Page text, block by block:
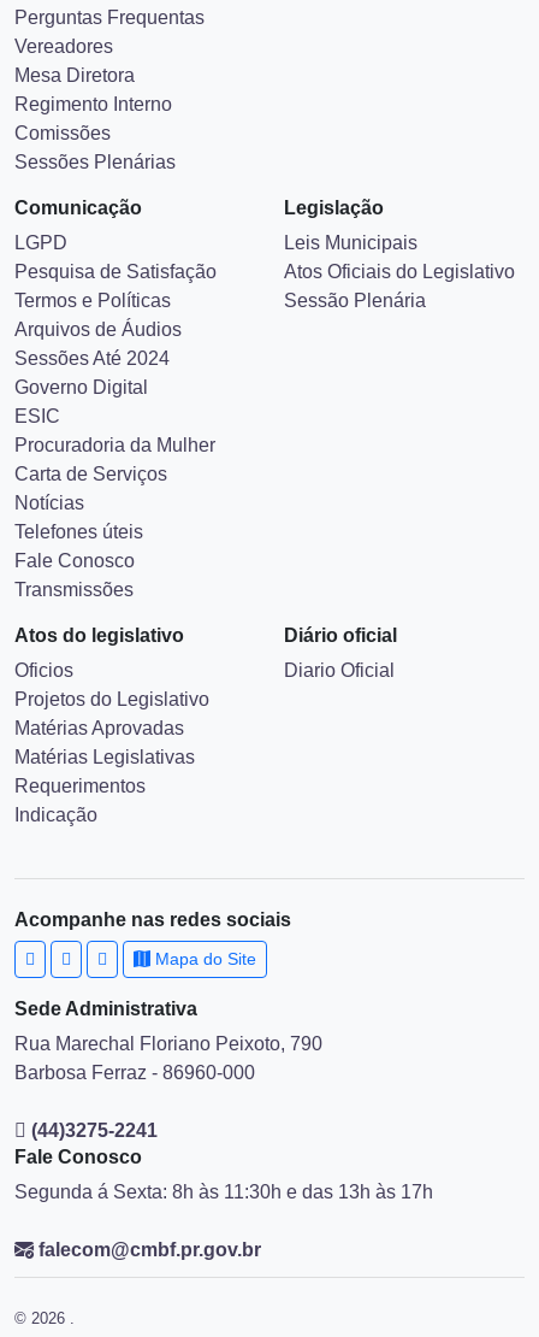
Perguntas Frequentas
Vereadores
Mesa Diretora
Regimento Interno
Comissões
Sessões Plenárias
Comunicação
LGPD
Pesquisa de Satisfação
Termos e Políticas
Arquivos de Áudios
Sessões Até 2024
Governo Digital
ESIC
Procuradoria da Mulher
Carta de Serviços
Notícias
Telefones úteis
Fale Conosco
Transmissões
Legislação
Leis Municipais
Atos Oficiais do Legislativo
Sessão Plenária
Atos do legislativo
Oficios
Projetos do Legislativo
Matérias Aprovadas
Matérias Legislativas
Requerimentos
Indicação
Diário oficial
Diario Oficial
Acompanhe nas redes sociais
Mapa do Site
Sede Administrativa
Rua Marechal Floriano Peixoto, 790
Barbosa Ferraz - 86960-000
(44)3275-2241
Fale Conosco
Segunda á Sexta: 8h às 11:30h e das 13h às 17h
falecom@cmbf.pr.gov.br
© 2026 .